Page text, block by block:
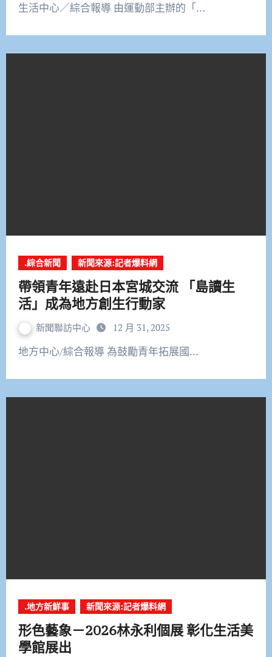
生活中心／綜合報導 由運動部主辦的「…
.綜合新聞 新聞來源:記者爆料網
帶領青年遠赴日本宮城交流 「島讀生
活」成為地方創生行動家
新聞聯訪中心 12 月 31, 2025
地方中心∕綜合報導 為鼓勵青年拓展國…
.地方新鮮事 新聞來源:記者爆料網
形色藝象－2026林永利個展 彰化生活美
學館展出